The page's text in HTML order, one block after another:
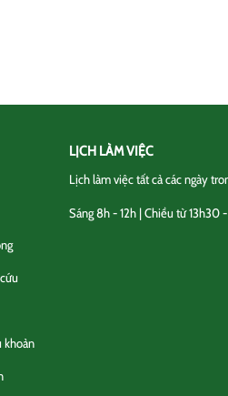
khoản
LỊCH LÀM VIỆC
Lịch làm việc tất cả các ngày
Sáng 8h - 12h | Chiều từ 13h30